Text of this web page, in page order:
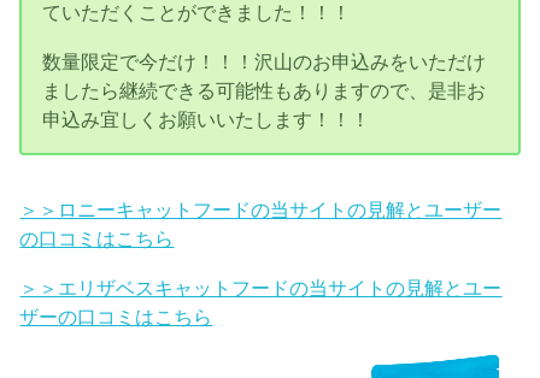
ていただくことができました！！！
数量限定で今だけ！！！沢山のお申込みをいただけ
ましたら継続できる可能性もありますので、是非お
申込み宜しくお願いいたします！！！
＞＞ロニーキャットフードの当サイトの見解とユーザー
の口コミはこちら
＞＞エリザベスキャットフードの当サイトの見解とユー
ザーの口コミはこちら